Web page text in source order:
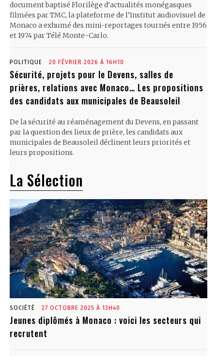
document baptisé Florilège d’actualités monégasques
filmées par TMC, la plateforme de l’Institut audiovisuel de
Monaco a exhumé des mini-reportages tournés entre 1956
et 1974 par Télé Monte-Carlo.
POLITIQUE 20 FÉVRIER 2026 À 16H10
Sécurité, projets pour le Devens, salles de
prières, relations avec Monaco… Les propositions
des candidats aux municipales de Beausoleil
De la sécurité au réaménagement du Devens, en passant
par la question des lieux de prière, les candidats aux
municipales de Beausoleil déclinent leurs priorités et
leurs propositions.
La Sélection
SOCIÉTÉ 27 OCTOBRE 2025 À 13H40
Jeunes diplômés à Monaco : voici les secteurs qui
recrutent